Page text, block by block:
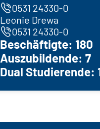
0531 24330-0
Leonie Drewa
0531 24330-0
Beschäftigte: 180
Auszubildende: 7
Dual Studierende: